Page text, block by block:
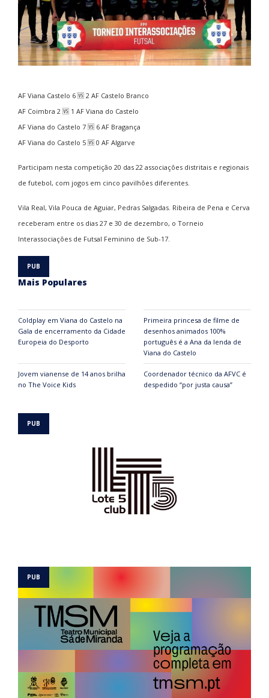
AF Viana Castelo 6 🆚 2 AF Castelo Branco
AF Coimbra 2 🆚 1 AF Viana do Castelo
AF Viana do Castelo 7 🆚 6 AF Bragança
AF Viana do Castelo 5 🆚 0 AF Algarve
Participam nesta competição 20 das 22 associações distritais e regionais
de futebol, com jogos em cinco pavilhões diferentes.
Vila Real, Vila Pouca de Aguiar, Pedras Salgadas. Ribeira de Pena e Cerva
receberam entre os dias 27 e 30 de dezembro, o Torneio
Interassociações de Futsal Feminino de Sub-17.
Mais Populares
Coldplay em Viana do Castelo na
Gala de encerramento da Cidade
Europeia do Desporto
Primeira princesa de filme de
desenhos animados 100%
português é a Ana da lenda de
Viana do Castelo
Jovem vianense de 14 anos brilha
no The Voice Kids
Coordenador técnico da AFVC é
despedido “por justa causa”